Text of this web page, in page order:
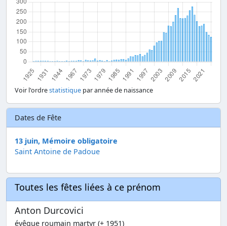
Voir l'ordrestatistique par année de naissance
Dates de Fête
13 juin, Mémoire obligatoire
Saint Antoine de Padoue
Toutes les fêtes liées à ce prénom
Anton Durcovici
évêque roumain martyr (+ 1951)